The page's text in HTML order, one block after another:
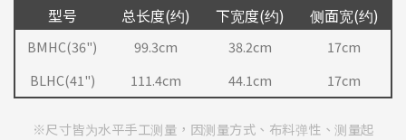
型号 总长度(约) 下宽度(约) 侧面宽(约)
BMHC(36") 99.3cm 38.2cm
17cm
BLHC(41")
111.4cm 44.1cm 17cm
※尺寸皆为水平手工测量，因测量方式、布料弹性、测量起